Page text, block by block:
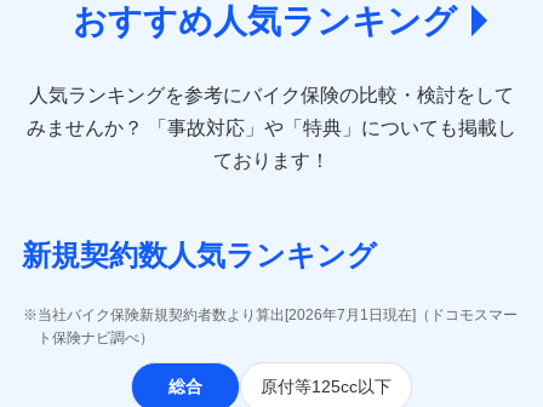
(https://www.aioinissaydowa.co.jp/)
アクサ損害保険株式会社 (https://www.axa-
アニコム損害保険株式会社 (https://www.anicom-
sompo.co.jp/)
東京海上ダイレクト損害保険株式会社
(https://www.e-design.net/)
ＳＢＩ損害保険株式会社
ジェイアイ傷害火災保険株式会社
(https://www.jihoken.co.jp/)
ソニー損害保険株式会社
(https://www.sonysonpo.co.jp/)
おすすめ人気ランキング
人気ランキングを参考にバイク保険の比較・検討をして
みませんか？
「事故対応」や「特典」についても掲載し
ております！
新規契約数人気ランキング
当社バイク保険新規契約者数より算出[2026年7月1日現在]（ドコモスマー
ト保険ナビ調べ）
総合 原付等125cc以下